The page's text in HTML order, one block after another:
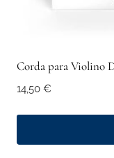
Corda para Violino
14,50 €